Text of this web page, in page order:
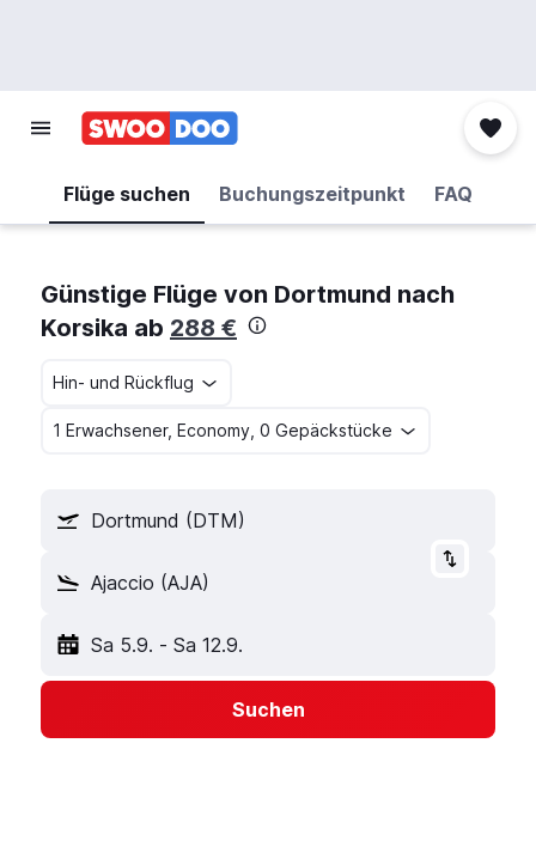
Flüge suchen Buchungszeitpunkt FAQ
Günstige Flüge von Dortmund nach
Korsika ab 288 €
Hin- und Rückflug
1 Erwachsener, Economy, 0 Gepäckstücke
Dortmund (DTM)
Ajaccio (AJA)
Sa 5.9. - Sa 12.9.
Suchen